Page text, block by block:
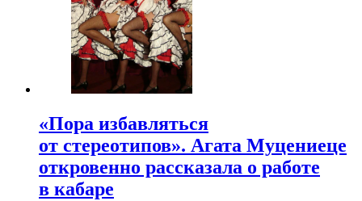
«Пора избавляться
от стереотипов». Агата Муцениеце
откровенно рассказала о работе
в кабаре